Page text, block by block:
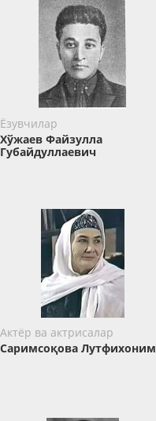
Ёзувчилар
Хўжаев Файзулла
Губайдуллаевич
Актёр ва актрисалар
Саримсоқова Лутфихоним